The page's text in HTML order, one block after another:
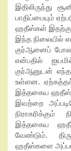
இதிலிருந்து
பாதிப்பையும்
ஹதீஸ்கள்
இந்த நிலையில்
குர்ஆனைப்
என்பதில்
குர்ஆனுடன்
உள்ளன.
இத்தகைய
இவற்றை
இத்தகைய
வேண்டும்.
ஹதீஸ்களை